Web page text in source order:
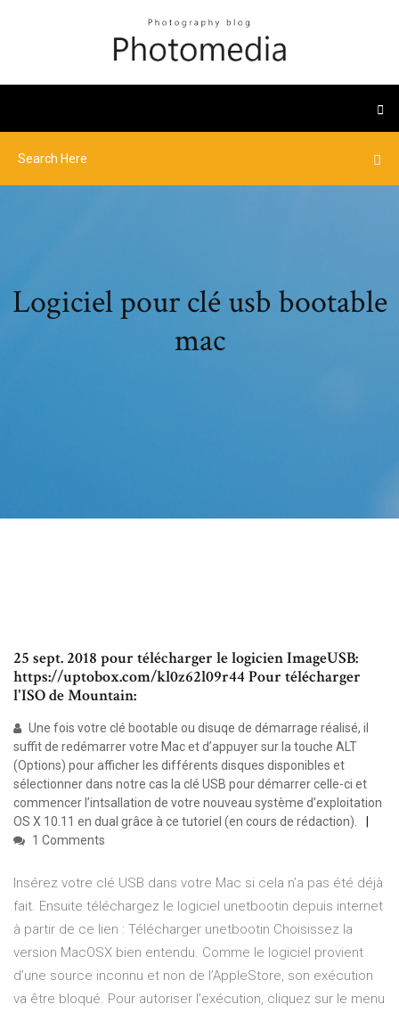
Logiciel pour clé usb bootable
mac
25 sept. 2018 pour télécharger le logicien ImageUSB:
https://uptobox.com/kl0z62l09r44 Pour télécharger
l'ISO de Mountain:
Une fois votre clé bootable ou disuqe de démarrage réalisé, il
suffit de redémarrer votre Mac et d’appuyer sur la touche ALT
(Options) pour afficher les différents disques disponibles et
sélectionner dans notre cas la clé USB pour démarrer celle-ci et
commencer l’intsallation de votre nouveau système d’exploitation
OS X 10.11 en dual grâce à ce tutoriel (en cours de rédaction).
1 Comments
Insérez votre clé USB dans votre Mac si cela n’a pas été déjà
fait. Ensuite téléchargez le logiciel unetbootin depuis internet
à partir de ce lien : Télécharger unetbootin Choisissez la
version MacOSX bien entendu. Comme le logiciel provient
d’une source inconnu et non de l’AppleStore, son exécution
va être bloqué. Pour autoriser l’exécution, cliquez sur le menu